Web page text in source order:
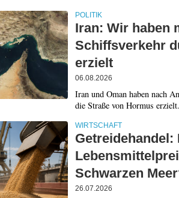
POLITIK
Iran: Wir haben
Schiffsverkehr
erzielt
06.08.2026
Iran und Oman haben nach
die Straße von Hormus
WIRTSCHAFT
Getreidehandel:
Schwarzen
26.07.2026